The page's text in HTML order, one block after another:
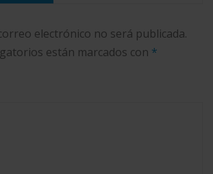
electrónico no será publicada.
están marcados con *